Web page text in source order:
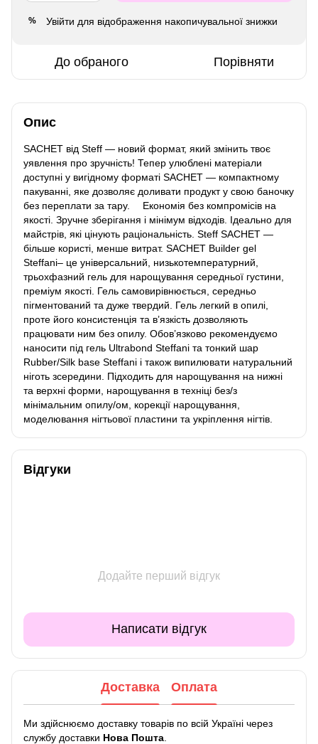
% Увійти для відображення накопичувальної знижки
До обраного Порівняти
Опис
SACHET від Steff — новий формат, який змінить твоє
уявлення про зручність! Тепер улюблені матеріали
доступні у вигідному форматі SACHET — компактному
пакуванні, яке дозволяє доливати продукт у свою баночку
без переплати за тару. ⠀ Економія без компромісів на
якості. Зручне зберігання і мінімум відходів. Ідеально для
майстрів, які цінують раціональність. Steff SACHET —
більше користі, менше витрат. SACHET Builder gel
Steffani– це універсальний, низькотемпературний,
трьохфазний гель для нарощування середньої густини,
преміум якості. Гель самовирівнюється, середньо
пігментований та дуже твердий. Гель легкий в опилі,
проте його консистенція та в’язкість дозволяють
працювати ним без опилу. Обов’язково рекомендуємо
наносити під гель Ultrabond Steffani та тонкий шар
Rubber/Silk base Steffani і також випилювати натуральний
ніготь зсередини. Підходить для нарощування на нижні
та верхні форми, нарощування в техніці без/з
мінімальним опилу/ом, корекції нарощування,
моделювання нігтьової пластини та укріплення нігтів.
Відгуки
Додайте перший відгук
Написати відгук
Доставка Оплата
Ми здійснюємо доставку товарів по всій Україні через
службу доставки Нова Пошта